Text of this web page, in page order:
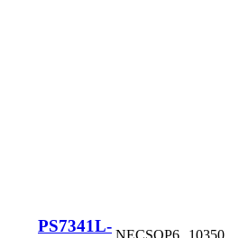
PS7341L- NECSOP6 10350